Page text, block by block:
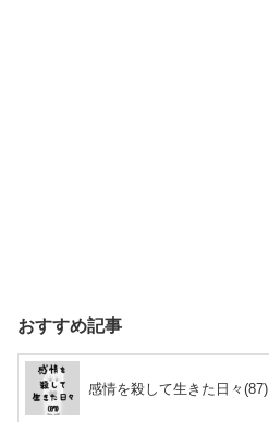
おすすめ記事
感情を殺して生きた日々(87)